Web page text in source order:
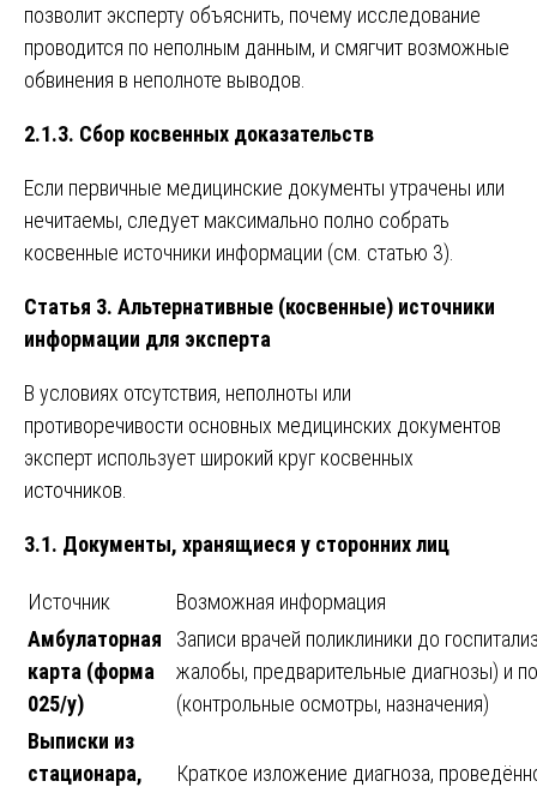
позволит эксперту объяснить, почему исследование
проводится по неполным данным, и смягчит возможные
обвинения в неполноте выводов.
2.1.3. Сбор косвенных доказательств
Если первичные медицинские документы утрачены или
нечитаемы, следует максимально полно собрать
косвенные источники информации (см. статью 3).
Статья 3. Альтернативные (косвенные) источники
информации для эксперта
В условиях отсутствия, неполноты или
противоречивости основных медицинских документов
эксперт использует широкий круг косвенных
источников.
3.1. Документы, хранящиеся у сторонних лиц
Источник
Возможная информация
Амбулаторная
карта (форма
025/у)
Записи врачей поликлиники до
жалобы, предварительные диагнозы) и
(контрольные осмотры, назначения)
Выписки из
стационара,
Краткое изложение диагноза,